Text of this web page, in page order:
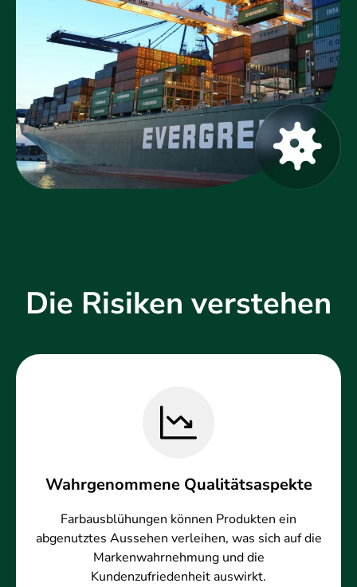
Die Risiken verstehen
Wahrgenommene Qualitätsaspekte
Farbausblühungen können Produkten ein
abgenutztes Aussehen verleihen, was sich auf die
Markenwahrnehmung und die
Kundenzufriedenheit auswirkt.